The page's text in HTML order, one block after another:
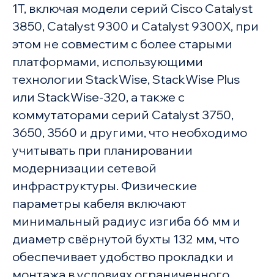
1T, включая модели серий Cisco Catalyst
3850, Catalyst 9300 и Catalyst 9300X, при
этом не совместим с более старыми
платформами, использующими
технологии StackWise, StackWise Plus
или StackWise-320, а также с
коммутаторами серий Catalyst 3750,
3650, 3560 и другими, что необходимо
учитывать при планировании
модернизации сетевой
инфраструктуры. Физические
параметры кабеля включают
минимальный радиус изгиба 66 мм и
диаметр свёрнутой бухты 132 мм, что
обеспечивает удобство прокладки и